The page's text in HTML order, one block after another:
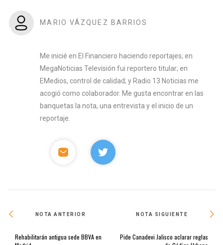
MARIO VÁZQUEZ BARRIOS
Me inicié en El Financiero haciendo reportajes; en
MegaNoticias Televisión fui reportero titular; en
EMedios, control de calidad; y Radio 13 Noticias me
acogió como colaborador. Me gusta encontrar en las
banquetas la nota, una entrevista y el inicio de un
reportaje.
NOTA ANTERIOR
Rehabilitarán antigua sede BBVA en
NOTA SIGUIENTE
Pide Canadevi Jalisco aclarar reglas